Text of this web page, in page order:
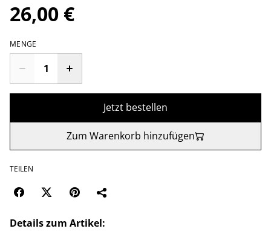
26,00 €
MENGE
Jetzt bestellen
Zum Warenkorb hinzufügen
TEILEN
Details zum Artikel: